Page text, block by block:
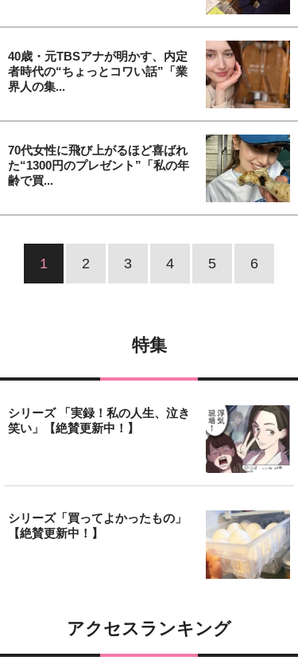
40歳・元TBSアナが明かす、内定
者時代の“ちょっとコワい話”「業
界人の集...
70代女性に飛び上がるほど喜ばれ
た“1300円のプレゼント”「私の年
齢で買...
1 2 3 4 5 6
特集
シリーズ 「実録！私の人生、泣き
笑い」【絶賛更新中！】
シリーズ「買ってよかったもの」
【絶賛更新中！】
アクセスランキング